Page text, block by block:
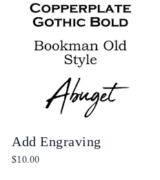
Add Engraving
$10.00